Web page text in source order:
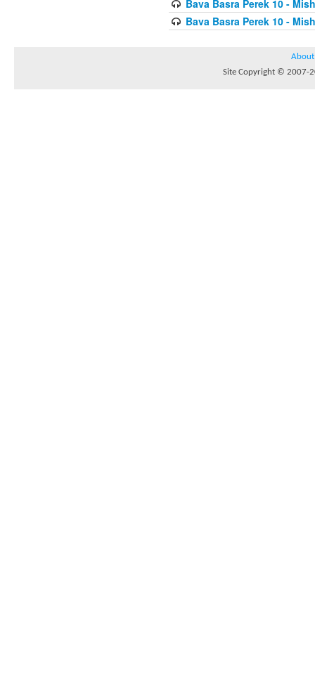
Bava Basra Perek 10 -
Bava Basra Perek 10 -
About
Site Copyright © 2007-